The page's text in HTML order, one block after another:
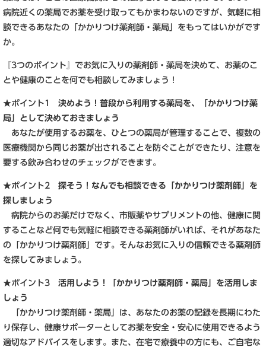
病院近くの薬局でお薬を受け取ってもかまわないのですが、気軽に相
談できるあなたの「かかりつけ薬剤師・薬局」をもってはいかがです
か。
『3つのポイント』でお気に入りの薬剤師・薬局を決めて、お薬のこ
とや健康のことを何でも相談してみましょう！
★ポイント1 決めよう！普段から利用する薬局を、「かかりつけ薬
局」として決めておきましょう
あなたが使用するお薬を、ひとつの薬局が管理することで、複数の
医療機関から同じお薬が出されることを防ぐことができたり、注意を
要する飲み合わせのチェックができます。
★ポイント2 探そう！なんでも相談できる「かかりつけ薬剤師」を
探しましょう
​ 病院からのお薬だけでなく、市販薬やサプリメントの他、健康に関
することなど何でも気軽に相談できる薬剤師がいれば、それがあなた
の「かかりつけ薬剤師」です。そんなお気に入りの信頼できる薬剤師
を探してみましょう。
★ポイント3 活用しよう！「かかりつけ薬剤師・薬局」を活用しま
しょう
「かかりつけ薬剤師・薬局」は、あなたのお薬の記録を長期にわた
り保存し、健康サポーターとしてお薬を安全・安心に使用できるよう
適切なアドバイスをします。また、在宅で療養中の方にも、ご自宅な